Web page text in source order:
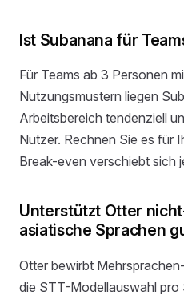
Ist Subanana für
Für Teams ab 3 Personen
Nutzungsmustern liegen
Arbeitsbereich tendenziell
Nutzer. Rechnen Sie es für
Break-even verschiebt sich
Unterstützt Otter
asiatische Sprachen
Otter bewirbt
die STT-Modellauswahl